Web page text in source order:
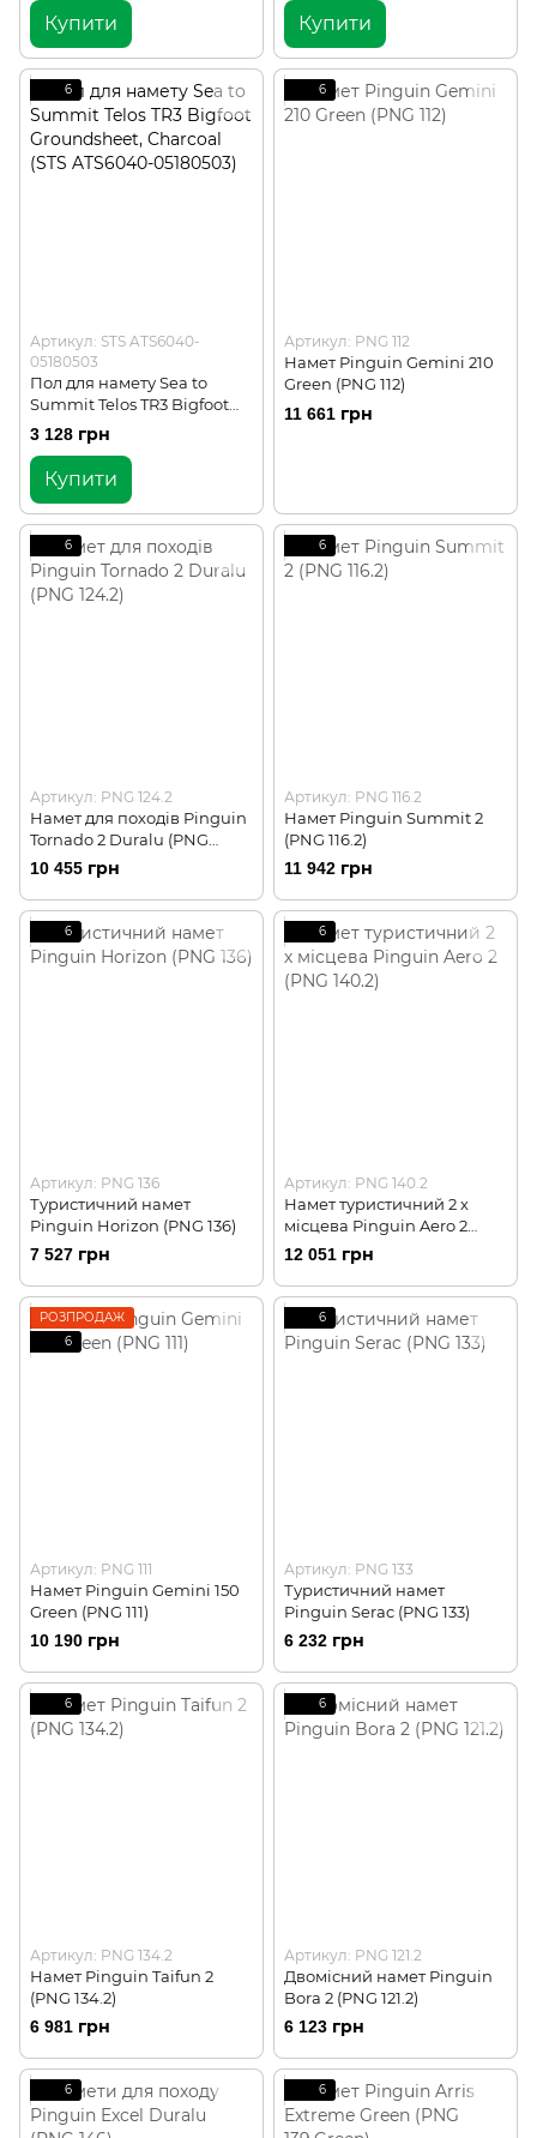
Купити Купити
6
Артикул: STS ATS6040-
05180503
Пол для намету Sea to
Summit Telos TR3 Bigfoot
Groundsheet, Charcoal (STS
ATS6040-05180503)
3 128 грн
Купити
6
Артикул: PNG 112
Намет Pinguin Gemini 210
Green (PNG 112)
11 661 грн
6
Артикул: PNG 124.2
Намет для походів Pinguin
Tornado 2 Duralu (PNG
124.2)
10 455 грн
6
Артикул: PNG 116.2
Намет Pinguin Summit 2
(PNG 116.2)
11 942 грн
6
Артикул: PNG 136
Туристичний намет
Pinguin Horizon (PNG 136)
7 527 грн
6
Артикул: PNG 140.2
Намет туристичний 2 х
місцева Pinguin Aero 2
(PNG 140.2)
12 051 грн
РОЗПРОДАЖ
6
Артикул: PNG 111
Намет Pinguin Gemini 150
Green (PNG 111)
10 190 грн
6
Артикул: PNG 133
Туристичний намет
Pinguin Serac (PNG 133)
6 232 грн
6
Артикул: PNG 134.2
Намет Pinguin Taifun 2
(PNG 134.2)
6 981 грн
6
Артикул: PNG 121.2
Двомісний намет Pinguin
Bora 2 (PNG 121.2)
6 123 грн
6 6